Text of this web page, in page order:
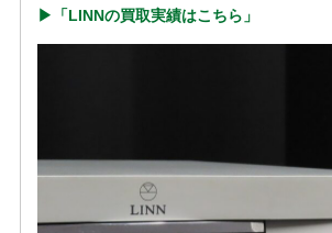
▶︎「LINNの買取実績はこちら」